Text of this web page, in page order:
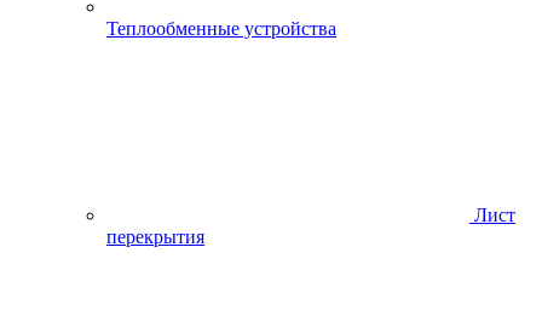
Теплообменные устройства
Лист
перекрытия